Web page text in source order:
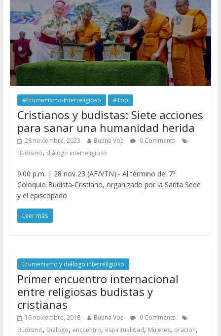
#Ecumenismo-Interreligioso #Top
Cristianos y budistas: Siete acciones
para sanar una humanidad herida
28 noviembre, 2023 Buena Voz
0 Comments
Budismo, diálogo interreligioso
9:00 p.m. | 28 nov 23 (AF/VTN).- Al término del 7º
Coloquio Budista-Cristiano, organizado por la Santa Sede
y el episcopado
Leer más
Ecumenismo y diálogo interreligioso
Primer encuentro internacional
entre religiosas budistas y
cristianas
16 noviembre, 2018 Buena Voz
0 Comments
Budismo, Diálogo, encuentro, espiritualidad, Mujeres, oracion,